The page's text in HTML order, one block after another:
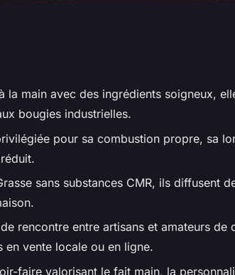
la main avec des ingrédients soigneux,
bougies industrielles.
pour sa combustion propre, sa
sans substances CMR, ils diffusent
rencontre entre artisans et amateurs de
vente locale ou en ligne.
faire valorisant le fait main, la